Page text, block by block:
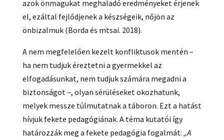
azok önmagukat meghaladó eredményeket érjenek
el, ezáltal fejlődjenek a készségeik, nőjön az
önbizalmuk (Borda és mtsai. 2018).
A nem megfelelően kezelt konfliktusok mentén –
ha nem tudjuk éreztetni a gyermekkel az
elfogadásunkat, nem tudjuk számára megadni a
biztonságot –, olyan sérüléseket okozhatunk,
melyek messze túlmutatnak a táboron. Ezt a hatást
hívjuk fekete pedagógiának. A téma kutatói így
határozzák meg a fekete pedagógia fogalmát: „A